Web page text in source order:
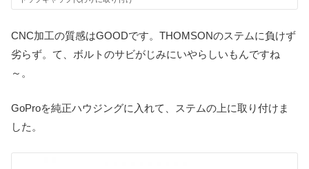
CNC加工の質感はGOODです。THOMSONのステムに負けず
劣らず。て、ボルトのサビがじみにいやらしいもんですね
～。
GoProを純正ハウジングに入れて、ステムの上に取り付けま
した。